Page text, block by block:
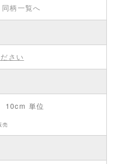
同柄一覧へ
さい
10cm 単位
売